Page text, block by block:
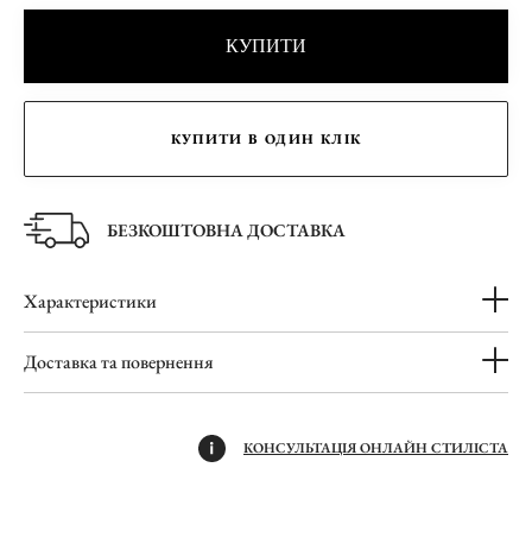
КУПИТИ
КУПИТИ В ОДИН КЛІК
БЕЗКОШТОВНА ДОСТАВКА
Характеристики
Доставка та повернення
КОНСУЛЬТАЦІЯ ОНЛАЙН СТИЛІСТА